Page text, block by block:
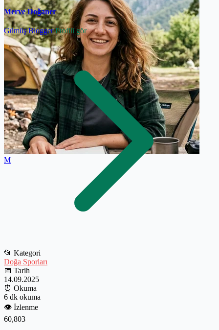
M
Merve Doğaner
Gümüş Blogger Profili gör
📂 Kategori
Doğa Sporları
📅 Tarih
14.09.2025
⏰ Okuma
6 dk okuma
👁️ İzlenme
60,803